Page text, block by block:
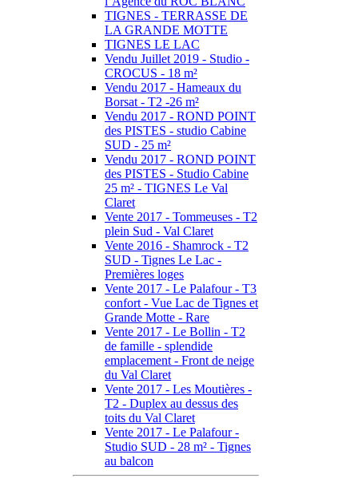
TIGNES - TERRASSE DE
LA GRANDE MOTTE
TIGNES LE LAC
Vendu Juillet 2019 - Studio -
CROCUS - 18 m²
Vendu 2017 - Hameaux du
Borsat - T2 -26 m²
Vendu 2017 - ROND POINT
des PISTES - studio Cabine
SUD - 25 m²
Vendu 2017 - ROND POINT
des PISTES - Studio Cabine
25 m² - TIGNES Le Val
Claret
Vente 2017 - Tommeuses - T2
plein Sud - Val Claret
Vente 2016 - Shamrock - T2
SUD - Tignes Le Lac -
Premières loges
Vente 2017 - Le Palafour - T3
confort - Vue Lac de Tignes et
Grande Motte - Rare
Vente 2017 - Le Bollin - T2
de famille - splendide
emplacement - Front de neige
du Val Claret
Vente 2017 - Les Moutières -
T2 - Duplex au dessus des
toits du Val Claret
Vente 2017 - Le Palafour -
Studio SUD - 28 m² - Tignes
au balcon